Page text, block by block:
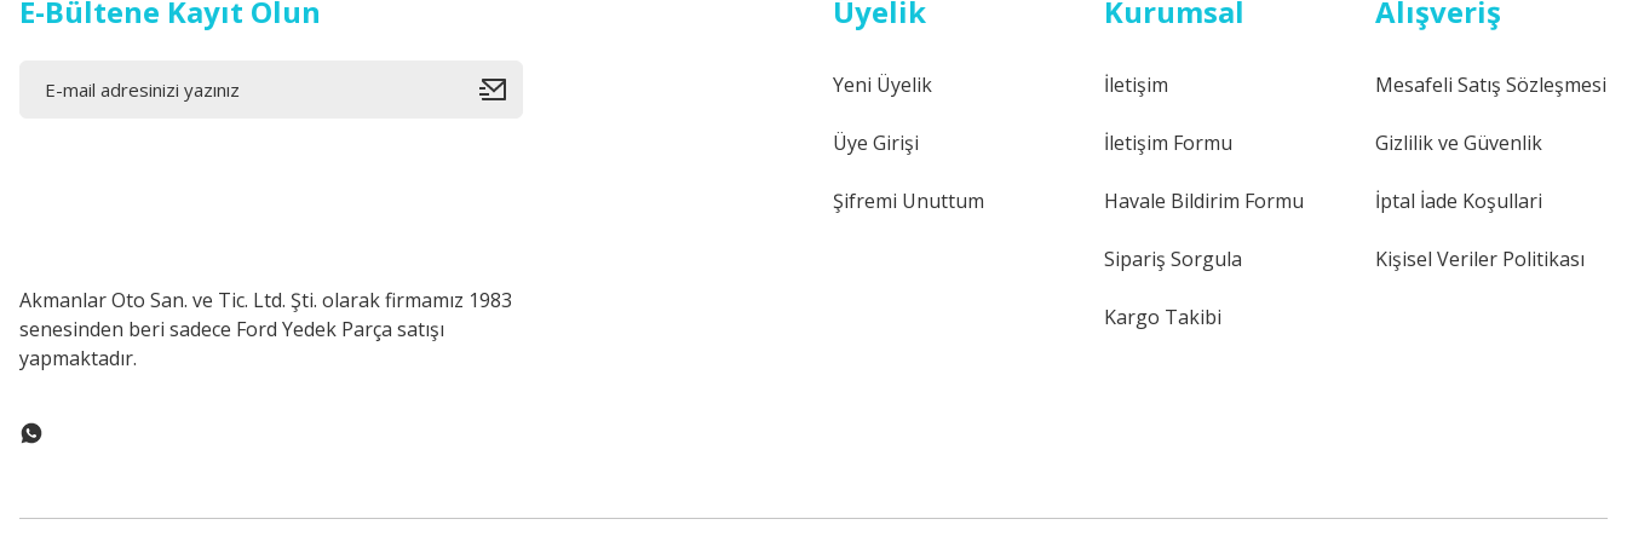
E-Bültene Kayıt Olun
Akmanlar Oto San. ve Tic. Ltd. Şti. olarak firmamız 1983
senesinden beri sadece Ford Yedek Parça satışı
yapmaktadır.
Üyelik
Yeni Üyelik
Üye Girişi
Şifremi Unuttum
Kurumsal
İletişim
İletişim Formu
Havale Bildirim Formu
Sipariş Sorgula
Kargo Takibi
Alışveriş
Mesafeli Satış Sözleşmesi
Gizlilik ve Güvenlik
İptal İade Koşullari
Kişisel Veriler Politikası